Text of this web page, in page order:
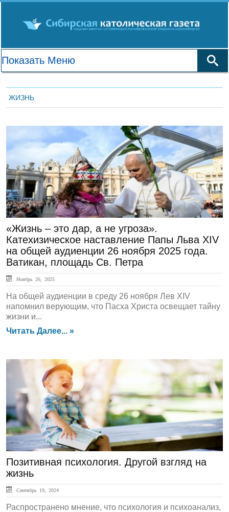
ЖИЗНЬ
ГЛАВНАЯ
«Жизнь – это дар, а не угроза».
Катехизическое наставление Папы Льва XIV
на общей аудиенции 26 ноября 2025 года.
Ватикан, площадь Св. Петра
Ноябрь 26, 2025
На общей аудиенции в среду 26 ноября Лев XIV
напомнил верующим, что Пасха Христа освещает тайну
жизни и...
Читать Далее... »
ЛЕНТА НОВОСТЕЙ
Позитивная психология. Другой взгляд на
жизнь
Сентябрь 19, 2024
Распространено мнение, что психология и психоанализ,